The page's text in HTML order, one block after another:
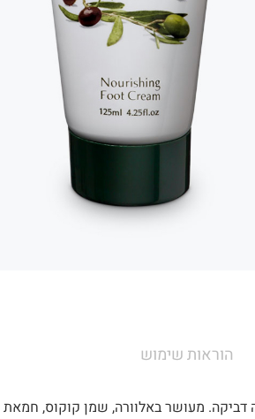
הוראות שימוש
דביקה. מעושר באלוורה, שמן קוקוס, חמאת